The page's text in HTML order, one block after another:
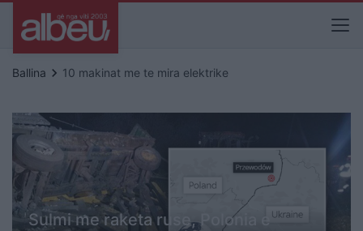
Ballina keyboard_arrow_right 10 makinat me te mira elektrike
Sulmi me raketa ruse, Polonia e